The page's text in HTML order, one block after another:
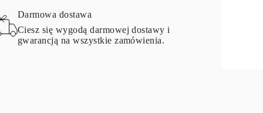
Darmowa dostawa
Ciesz się wygodą darmowej dostawy i
gwarancją na wszystkie zamówienia.